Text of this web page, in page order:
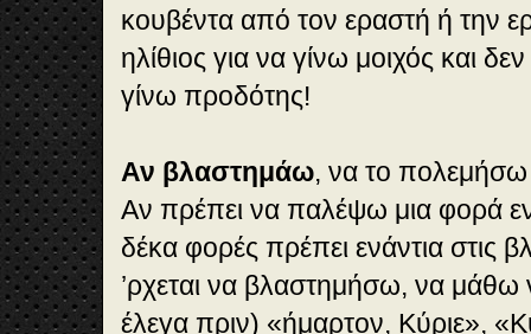
κουβέντα από τον εραστή ή την
ηλίθιος για να γίνω μοιχός και
γίνω προδότης!
Αν βλαστημάω, να το πολεμήσω
Αν πρέπει να παλέψω μια φορά
δέκα φορές πρέπει ενάντια στις
’ρχεται να βλαστημήσω, να μάθω
έλεγα πριν) «ήμαρτον, Κύριε»,